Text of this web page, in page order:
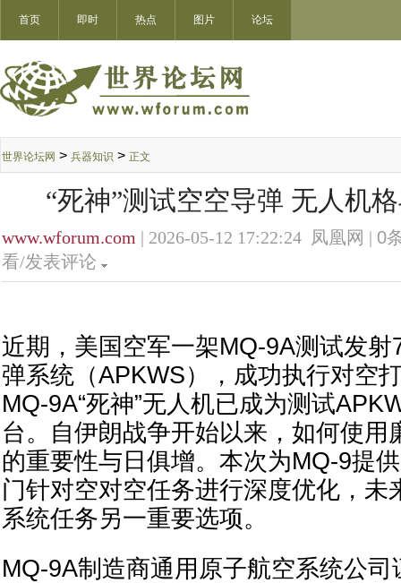
首页 即时 热点 图片 论坛
世界论坛网 > 兵器知识 > 正文
“死神”测试空空导弹 无人机
www.wforum.com | 2026-05-12 17:22:24 凤凰网 | 0
看/发表评论
近期，美国空军一架MQ-9A测试发
弹系统（APKWS），成功执行对空
MQ-9A“死神”无人机已成为测试
台。自伊朗战争开始以来，如何使用
的重要性与日俱增。本次为MQ-9提
门针对空对空任务进行深度优化，未
系统任务另一重要选项。
MQ-9A制造商通用原子航空系统公